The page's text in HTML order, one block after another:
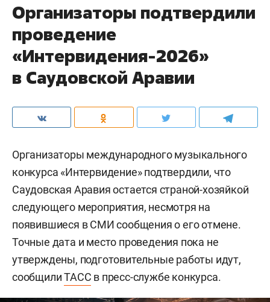
Организаторы подтвердили
проведение
«Интервидения-2026»
в Саудовской Аравии
Организаторы международного музыкального
конкурса «Интервидение» подтвердили, что
Саудовская Аравия остается страной-хозяйкой
следующего мероприятия, несмотря на
появившиеся в СМИ сообщения о его отмене.
Точные дата и место проведения пока не
утверждены, подготовительные работы идут,
сообщилиТАСС в пресс-службе конкурса.